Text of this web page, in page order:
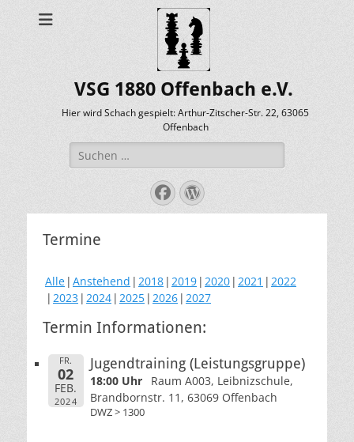
VSG 1880 Offenbach e.V.
Hier wird Schach gespielt: Arthur-Zitscher-Str. 22, 63065
Offenbach
Suche
nach:
Facebook
WordPress
Termine
Alle Anstehend 2018 2019 2020 2021
2022
2023 2024 2025 2026 2027
Termin Informationen:
FR.
02
FEB.
2024
Jugendtraining (Leistungsgruppe)
18:00 Uhr
Raum A003, Leibnizschule,
Brandbornstr. 11, 63069 Offenbach
DWZ > 1300